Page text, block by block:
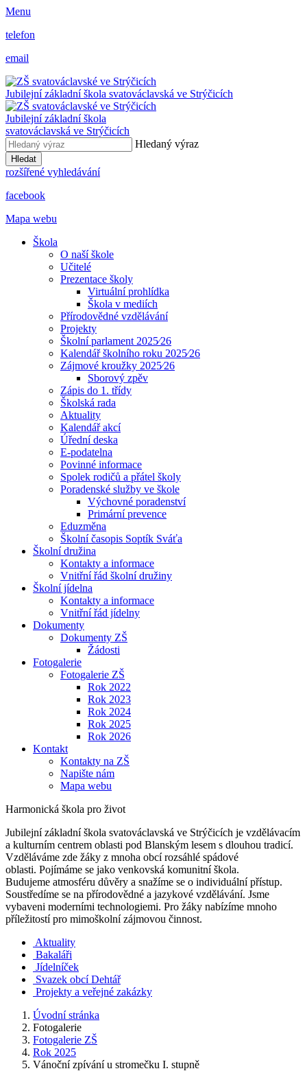
Menu
telefon
email
Jubilejní základní škola svatováclavská ve Strýčicích
Jubilejní základní škola
svatováclavská ve Strýčicích
Hledaný výraz
Hledat
rozšířené vyhledávání
facebook
Mapa webu
Škola
O naší škole
Učitelé
Prezentace školy
Virtuální prohlídka
Škola v mediích
Přírodovědné vzdělávání
Projekty
Školní parlament 2025⁄26
Kalendář školního roku 2025⁄26
Zájmové kroužky 2025⁄26
Sborový zpěv
Zápis do 1. třídy
Školská rada
Aktuality
Kalendář akcí
Úřední deska
E-podatelna
Povinné informace
Spolek rodičů a přátel školy
Poradenské služby ve škole
Výchovné poradenství
Primární prevence
Eduzměna
Školní časopis Soptík Sváťa
Školní družina
Kontakty a informace
Vnitřní řád školní družiny
Školní jídelna
Kontakty a informace
Vnitřní řád jídelny
Dokumenty
Dokumenty ZŠ
Žádosti
Fotogalerie
Fotogalerie ZŠ
Rok 2022
Rok 2023
Rok 2024
Rok 2025
Rok 2026
Kontakt
Kontakty na ZŠ
Napište nám
Mapa webu
Harmonická škola pro život
Jubilejní základní škola svatováclavská ve Strýčicích je vzdělávacím
a kulturním centrem oblasti pod Blanským lesem s dlouhou tradicí.
Vzděláváme zde žáky z mnoha obcí rozsáhlé spádové
oblasti. Pojímáme se jako venkovská komunitní škola.
Budujeme atmosféru důvěry a snažíme se o individuální přístup.
Soustředíme se na přírodovědné a jazykové vzdělávání. Jsme
vybaveni moderními technologiemi. Pro žáky nabízíme mnoho
příležitostí pro mimoškolní zájmovou činnost.
Aktuality
Bakaláři
Jídelníček
Svazek obcí Dehtář
Projekty a veřejné zakázky
Úvodní stránka
Fotogalerie
Fotogalerie ZŠ
Rok 2025
Vánoční zpívání u stromečku I. stupně